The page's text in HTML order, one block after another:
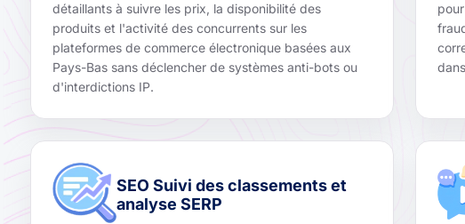
détaillants à suivre les prix, la disponibilité des
produits et l'activité des concurrents sur les
plateformes de commerce électronique basées aux
Pays-Bas sans déclencher de systèmes anti-bots ou
d'interdictions IP.
SEO Suivi des classements et
analyse SERP